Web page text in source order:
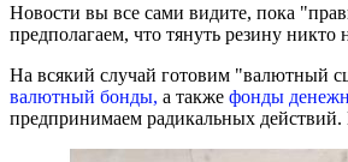
Новости вы все сами видите, пока
предполагаем, что тянуть резину
На всякий случай готовим "валютный
валютный бонды, а также фонды
предпринимаем радикальных